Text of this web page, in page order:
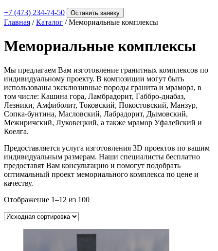
+7 (473) 234-74-50 Оставить заявку
Главная /Каталог / Мемориальные комплексы
Мемориальные комплексы
Мы предлагаем Вам изготовление гранитных комплексов по
индивидуальному проекту. В композиции могут быть
использованы эксклюзивные породы гранита и мрамора, в
том числе: Кашина гора, Ламбрадорит, Габбро-диабаз,
Лезники, Амфиболит, Токовский, Покостовский, Манзур,
Сопка-бунтина, Масловский, Лабрадорит, Дымовский,
Межиричский, Луковецкий, а также мрамор Уфалейский и
Коелга.
Предоставляется услуга изготовления 3D проектов по вашим
индивидуальным размерам. Наши специалисты бесплатно
предоставят Вам консультацию и помогут подобрать
оптимальный проект мемориального комплекса по цене и
качеству.
Отображение 1–12 из 100